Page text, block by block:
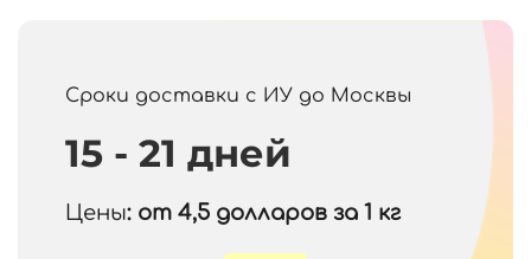
Сроки доставки с ИУ до Москвы
15 - 21 дней
Цены: от 4,5 долларов за 1 кг